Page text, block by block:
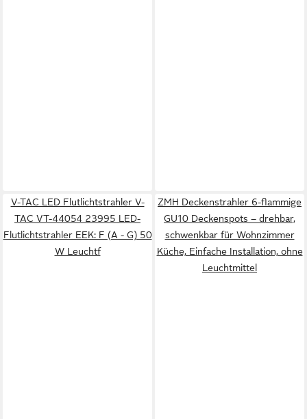
V-TAC LED Flutlichtstrahler V-
TAC VT-44054 23995 LED-
Flutlichtstrahler EEK: F (A - G) 50
W Leuchtf
ZMH Deckenstrahler 6-flammige
GU10 Deckenspots – drehbar,
schwenkbar für Wohnzimmer
Küche, Einfache Installation, ohne
Leuchtmittel